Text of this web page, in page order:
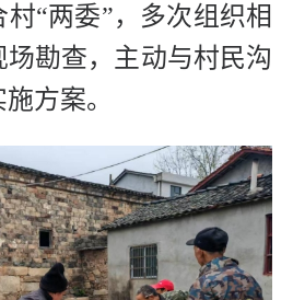
“两委”，多次组织相
勘查，主动与村民沟
方案。